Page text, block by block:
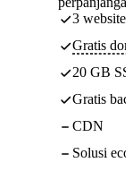
3 website
Gratis
20 GB
Gratis
CDN
Solusi